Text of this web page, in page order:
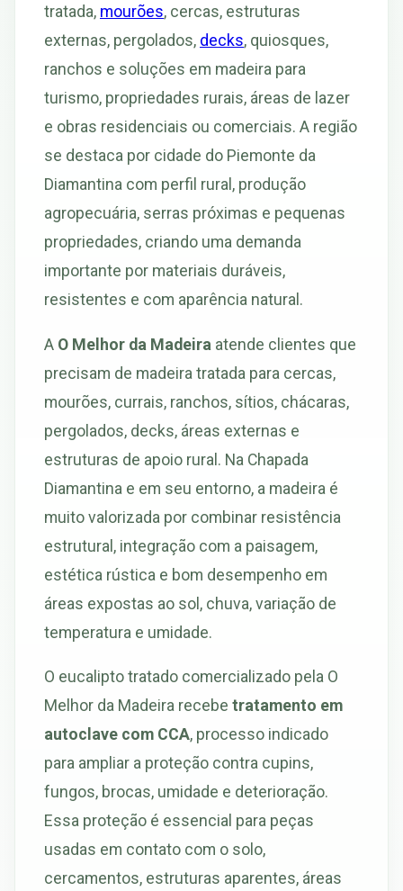
tratada, mourões, cercas, estruturas
externas, pergolados, decks, quiosques,
ranchos e soluções em madeira para
turismo, propriedades rurais, áreas de lazer
e obras residenciais ou comerciais. A região
se destaca por cidade do Piemonte da
Diamantina com perfil rural, produção
agropecuária, serras próximas e pequenas
propriedades, criando uma demanda
importante por materiais duráveis,
resistentes e com aparência natural.
A O Melhor da Madeira atende clientes que
precisam de madeira tratada para cercas,
mourões, currais, ranchos, sítios, chácaras,
pergolados, decks, áreas externas e
estruturas de apoio rural. Na Chapada
Diamantina e em seu entorno, a madeira é
muito valorizada por combinar resistência
estrutural, integração com a paisagem,
estética rústica e bom desempenho em
áreas expostas ao sol, chuva, variação de
temperatura e umidade.
O eucalipto tratado comercializado pela O
Melhor da Madeira recebe tratamento em
autoclave com CCA, processo indicado
para ampliar a proteção contra cupins,
fungos, brocas, umidade e deterioração.
Essa proteção é essencial para peças
usadas em contato com o solo,
cercamentos, estruturas aparentes, áreas